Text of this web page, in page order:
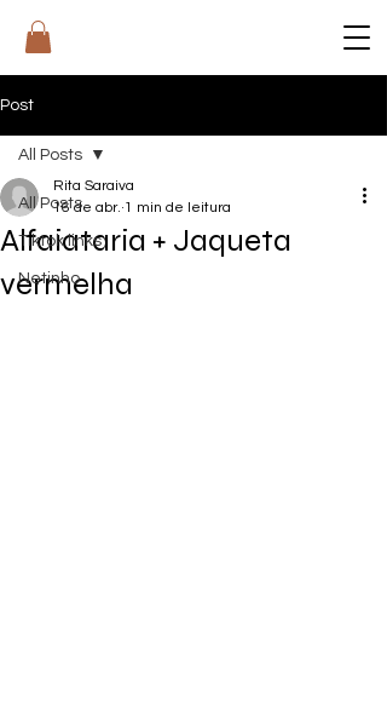
RIT
Post
All Posts
Tiktok links
Netinho
All Posts
Alfaiataria + Jaqueta
vermelha
Rita Saraiva
16 de abr. 1 min de leitura